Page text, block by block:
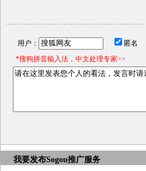
用户： 匿名
*搜狗拼音输入法，中文处理专家>>
我要发布Sogou推广服务